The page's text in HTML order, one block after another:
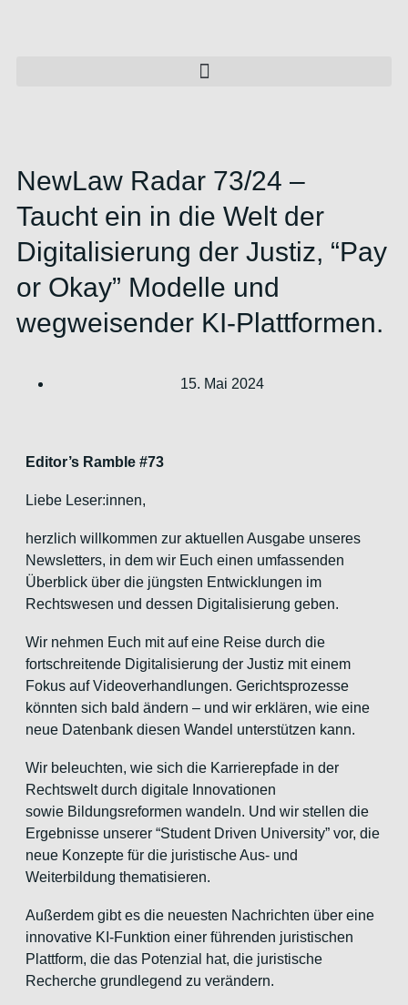
NewLaw Radar 73/24 –
Taucht ein in die Welt der
Digitalisierung der Justiz, “Pay
or Okay” Modelle und
wegweisender KI-Plattformen.
15. Mai 2024
Editor’s Ramble #73
Liebe Leser:innen,
herzlich willkommen zur aktuellen Ausgabe unseres
Newsletters, in dem wir Euch einen umfassenden
Überblick über die jüngsten Entwicklungen im
Rechtswesen und dessen Digitalisierung geben.
Wir nehmen Euch mit auf eine Reise durch die
fortschreitende Digitalisierung der Justiz mit einem
Fokus auf Videoverhandlungen. Gerichtsprozesse
könnten sich bald ändern – und wir erklären, wie eine
neue Datenbank diesen Wandel unterstützen kann.
Wir beleuchten, wie sich die Karrierepfade in der
Rechtswelt durch digitale Innovationen
sowie Bildungsreformen wandeln. Und wir stellen die
Ergebnisse unserer “Student Driven University” vor, die
neue Konzepte für die juristische Aus- und
Weiterbildung thematisieren.
Außerdem gibt es die neuesten Nachrichten über eine
innovative KI-Funktion einer führenden juristischen
Plattform, die das Potenzial hat, die juristische
Recherche grundlegend zu verändern.